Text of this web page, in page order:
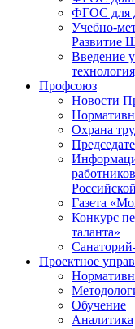
ФГОС для
Учебно-
Развитие
Введение
Профсоюз
Новости
Охрана
Газета
Конкурс
таланта»
Проектное
Обучение
Аналитика